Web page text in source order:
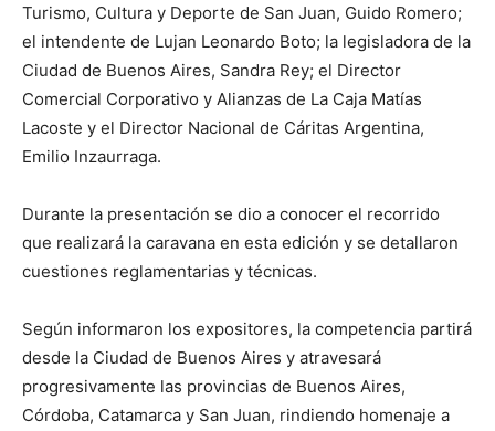
Turismo, Cultura y Deporte de San Juan, Guido Romero;
el intendente de Lujan Leonardo Boto; la legisladora de la
Ciudad de Buenos Aires, Sandra Rey; el Director
Comercial Corporativo y Alianzas de La Caja Matías
Lacoste y el Director Nacional de Cáritas Argentina,
Emilio Inzaurraga.
Durante la presentación se dio a conocer el recorrido
que realizará la caravana en esta edición y se detallaron
cuestiones reglamentarias y técnicas.
Según informaron los expositores, la competencia partirá
desde la Ciudad de Buenos Aires y atravesará
progresivamente las provincias de Buenos Aires,
Córdoba, Catamarca y San Juan, rindiendo homenaje a